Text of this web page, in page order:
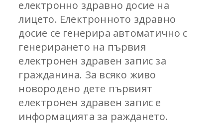
електронно здравно досие на
лицето. Електронното здравно
досие се генерира автоматично с
генерирането на първия
електронен здравен запис за
гражданина. За всяко живо
новородено дете първият
електронен здравен запис е
информацията за раждането.